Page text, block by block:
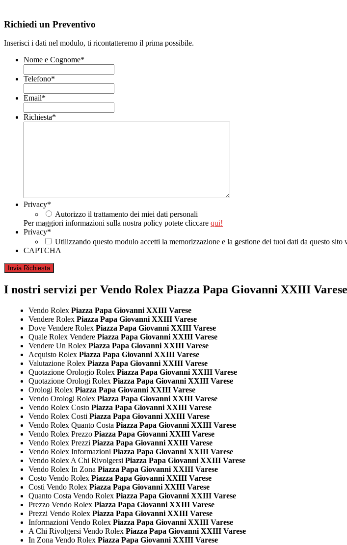
Richiedi un Preventivo
Inserisci i dati nel modulo, ti ricontatteremo il prima possibile.
Nome e Cognome*
Telefono*
Email*
Richiesta*
Privacy*
Autorizzo il trattamento dei miei dati personali
Per maggiori informazioni sulla nostra policy potete cliccare qui!
Privacy*
Utilizzando questo modulo accetti la memorizzazione e la gestione dei tuoi dati da questo sito
CAPTCHA
I nostri servizi per Vendo Rolex Piazza Papa Giovanni XXIII Varese
Vendo Rolex Piazza Papa Giovanni XXIII Varese
Vendere Rolex Piazza Papa Giovanni XXIII Varese
Dove Vendere Rolex Piazza Papa Giovanni XXIII Varese
Quale Rolex Vendere Piazza Papa Giovanni XXIII Varese
Vendere Un Rolex Piazza Papa Giovanni XXIII Varese
Acquisto Rolex Piazza Papa Giovanni XXIII Varese
Valutazione Rolex Piazza Papa Giovanni XXIII Varese
Quotazione Orologio Rolex Piazza Papa Giovanni XXIII Varese
Quotazione Orologi Rolex Piazza Papa Giovanni XXIII Varese
Orologi Rolex Piazza Papa Giovanni XXIII Varese
Vendo Orologi Rolex Piazza Papa Giovanni XXIII Varese
Vendo Rolex Costo Piazza Papa Giovanni XXIII Varese
Vendo Rolex Costi Piazza Papa Giovanni XXIII Varese
Vendo Rolex Quanto Costa Piazza Papa Giovanni XXIII Varese
Vendo Rolex Prezzo Piazza Papa Giovanni XXIII Varese
Vendo Rolex Prezzi Piazza Papa Giovanni XXIII Varese
Vendo Rolex Informazioni Piazza Papa Giovanni XXIII Varese
Vendo Rolex A Chi Rivolgersi Piazza Papa Giovanni XXIII Varese
Vendo Rolex In Zona Piazza Papa Giovanni XXIII Varese
Costo Vendo Rolex Piazza Papa Giovanni XXIII Varese
Costi Vendo Rolex Piazza Papa Giovanni XXIII Varese
Quanto Costa Vendo Rolex Piazza Papa Giovanni XXIII Varese
Prezzo Vendo Rolex Piazza Papa Giovanni XXIII Varese
Prezzi Vendo Rolex Piazza Papa Giovanni XXIII Varese
Informazioni Vendo Rolex Piazza Papa Giovanni XXIII Varese
A Chi Rivolgersi Vendo Rolex Piazza Papa Giovanni XXIII Varese
In Zona Vendo Rolex Piazza Papa Giovanni XXIII Varese